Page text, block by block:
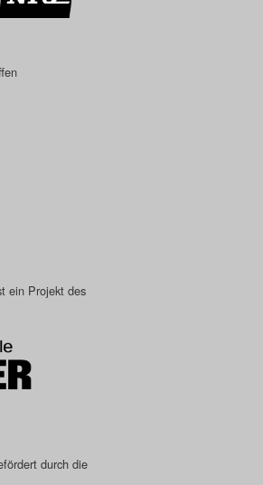
Blog
Blog
2022
Blog
2023
Blog
2024
ein Projekt des
durch die